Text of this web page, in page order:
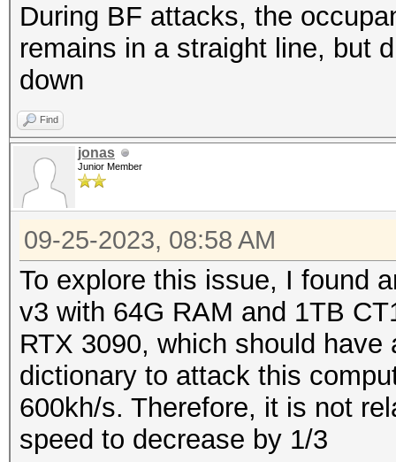
During BF attacks, the
remains in a straight line, but
down
Find
jonas
Junior Member
09-25-2023, 08:58 AM
To explore this issue, I found
v3 with 64G RAM and 1TB
RTX 3090, which should
dictionary to attack this
600kh/s. Therefore, it is not
speed to decrease by 1/3